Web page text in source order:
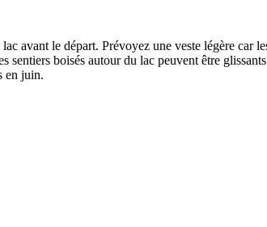
avant le départ. Prévoyez une veste légère car
boisés autour du lac peuvent être
en juin.